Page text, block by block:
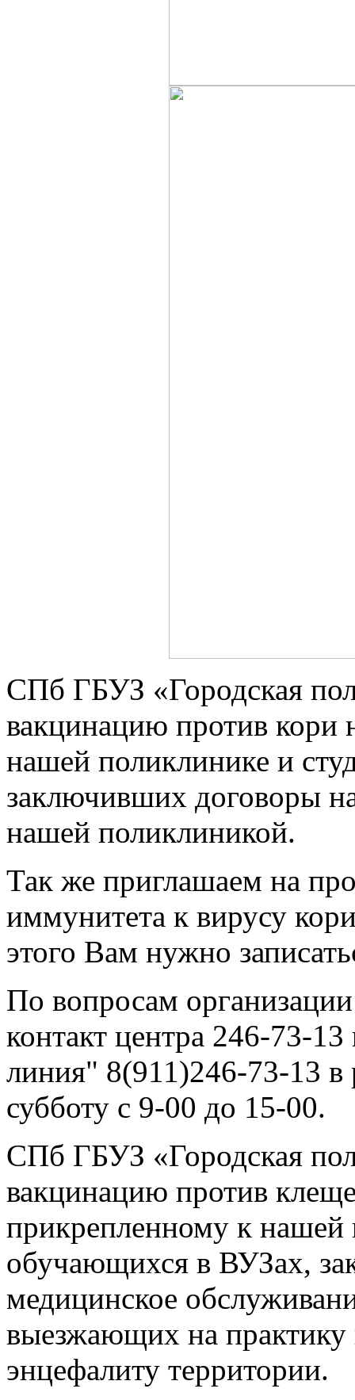
СПб ГБУЗ «Городская
вакцинацию против кори
нашей поликлинике и
заключивших договоры
нашей поликлиникой.
Так же приглашаем на
иммунитета к вирусу
этого Вам нужно
По вопросам
контакт центра 246-73-
линия" 8(911)246-73-13 в
субботу с 9-00 до 15-00.
СПб ГБУЗ «Городская
вакцинацию против
прикрепленному к нашей
обучающихся в ВУЗах,
медицинское
выезжающих на
энцефалиту территории.